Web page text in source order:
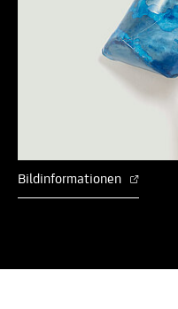
Bildinformationen